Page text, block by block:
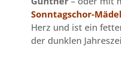
Sonntagschor-
Herz und ist ein
der dunklen